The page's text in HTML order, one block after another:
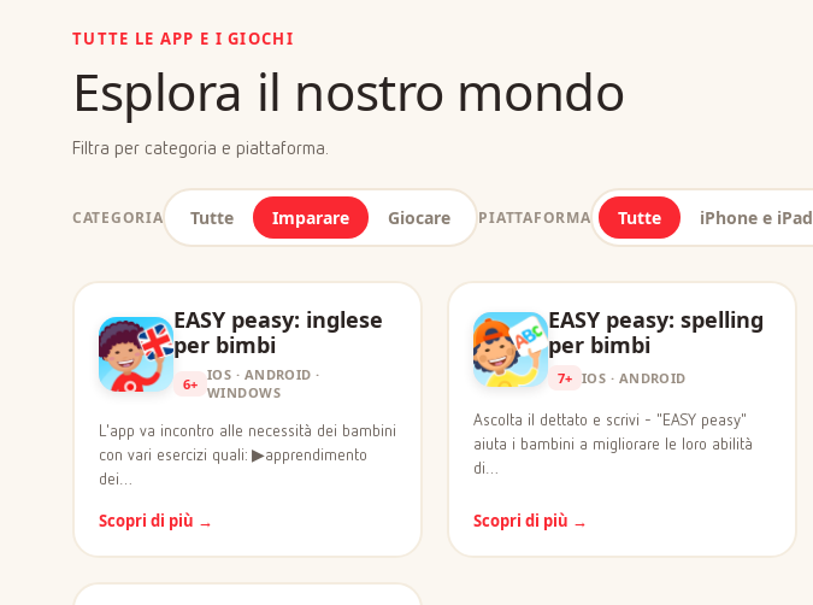
TUTTE LE APP E I GIOCHI
Esplora il nostro mondo
Filtra per categoria e piattaforma.
CATEGORIA Tutte Imparare Giocare PIATTAFORMA Tutte iPhone e iPad
EASY peasy: inglese
per bimbi
6+ IOS · ANDROID ·
WINDOWS
L'app va incontro alle necessità dei bambini
con vari esercizi quali: ▶apprendimento
dei…
Scopri di più →
EASY peasy: spelling
per bimbi
7+ IOS · ANDROID
Ascolta il dettato e scrivi - "EASY peasy"
aiuta i bambini a migliorare le loro abilità
di…
Scopri di più →